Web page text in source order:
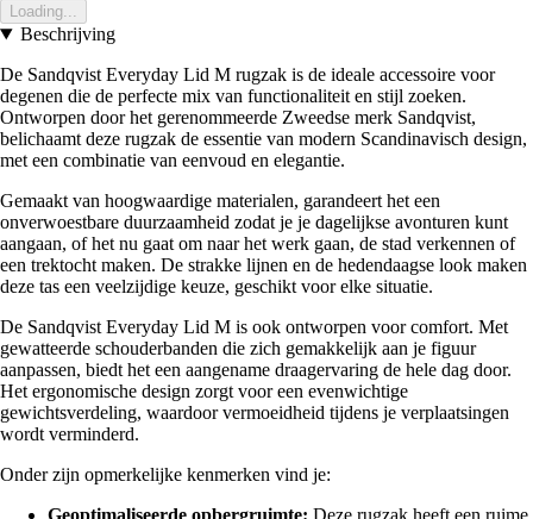
Loading...
Beschrijving
De Sandqvist Everyday Lid M rugzak is de ideale accessoire voor
degenen die de perfecte mix van functionaliteit en stijl zoeken.
Ontworpen door het gerenommeerde Zweedse merk Sandqvist,
belichaamt deze rugzak de essentie van modern Scandinavisch design,
met een combinatie van eenvoud en elegantie.
Gemaakt van hoogwaardige materialen, garandeert het een
onverwoestbare duurzaamheid zodat je je dagelijkse avonturen kunt
aangaan, of het nu gaat om naar het werk gaan, de stad verkennen of
een trektocht maken. De strakke lijnen en de hedendaagse look maken
deze tas een veelzijdige keuze, geschikt voor elke situatie.
De Sandqvist Everyday Lid M is ook ontworpen voor comfort. Met
gewatteerde schouderbanden die zich gemakkelijk aan je figuur
aanpassen, biedt het een aangename draagervaring de hele dag door.
Het ergonomische design zorgt voor een evenwichtige
gewichtsverdeling, waardoor vermoeidheid tijdens je verplaatsingen
wordt verminderd.
Onder zijn opmerkelijke kenmerken vind je: